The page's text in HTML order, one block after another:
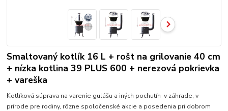
Smaltovaný kotlík 16 L + rošt na grilovanie 40 cm
+ nízka kotlina 39 PLUS 600 + nerezová pokrievka
+ vareška
Kotlíková súprava na varenie gulášu a iných pochutín v záhrade, v
prírode pre rodiny, rôzne spoločenské akcie a posedenia pri dobrom